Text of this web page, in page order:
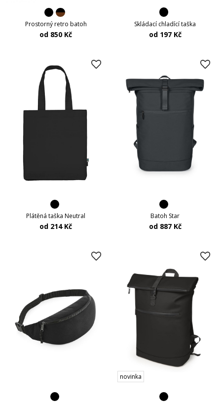
Prostorný retro batoh
od 850 Kč
Skládací chladící taška
od 197 Kč
Plátěná taška Neutral
od 214 Kč
Batoh Star
od 887 Kč
novinka